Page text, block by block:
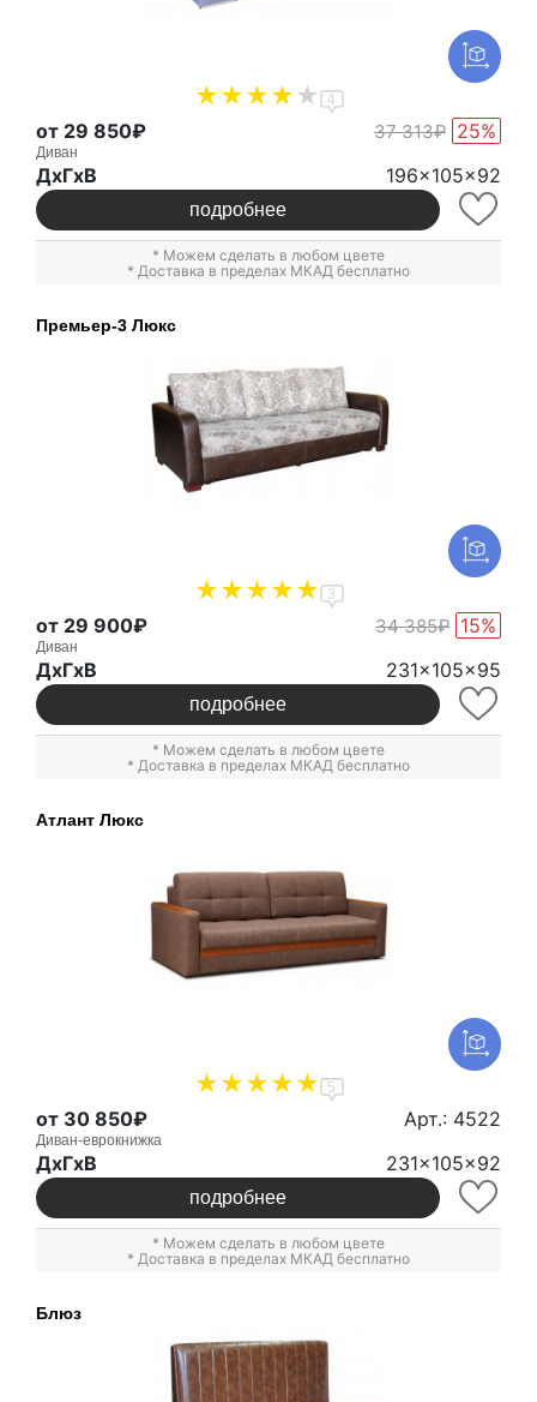
4
от 29 850₽ 37 313₽ 25%
Диван
ДxГxВ 196x105x92
подробнее
* Можем сделать в любом цвете
* Доставка в пределах МКАД бесплатно
Премьер-3 Люкс
3
от 29 900₽ 34 385₽ 15%
Диван
ДxГxВ 231x105x95
подробнее
* Можем сделать в любом цвете
* Доставка в пределах МКАД бесплатно
Атлант Люкс
5
от 30 850₽ Арт.: 4522
Диван-еврокнижка
ДxГxВ 231x105x92
подробнее
* Можем сделать в любом цвете
* Доставка в пределах МКАД бесплатно
Блюз